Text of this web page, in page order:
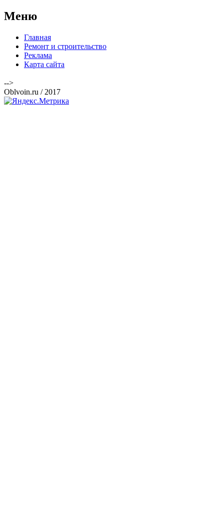
Меню
Главная
Ремонт и строительство
Реклама
Карта сайта
-->
Oblvoin.ru / 2017